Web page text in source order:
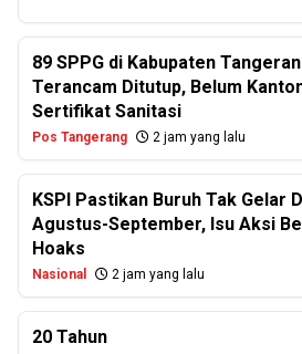
89 SPPG di Kabupaten
Terancam Ditutup, Belum
Sertifikat Sanitasi
Pos Tangerang 2 jam yang lalu
KSPI Pastikan Buruh Tak Gelar
Agustus-September, Isu Aksi
Hoaks
Nasional 2 jam yang lalu
20 Tahun